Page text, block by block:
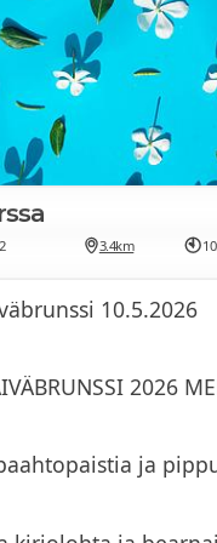
3.4km
10.5.2026
2026
ja